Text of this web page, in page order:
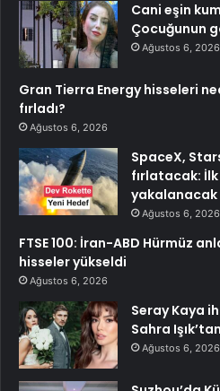
Cani eşin
Çocuğunun
Ağustos 6, 2026
Gran Tierra Energy hisseleri
fırladı?
Ağustos 6, 2026
SpaceX,
fırlatacak:
yakalanacak
Ağustos 6, 2026
FTSE 100: İran-ABD Hürmüz
hisseler yükseldi
Ağustos 6, 2026
Seray Kaya
Sahra
Ağustos 6, 2026